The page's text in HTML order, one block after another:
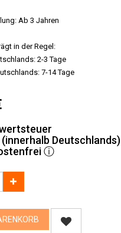
Ab 3 Jahren
in der Regel:
2-3 Tage
7-14 Tage
Deutschlands)
ⓘ